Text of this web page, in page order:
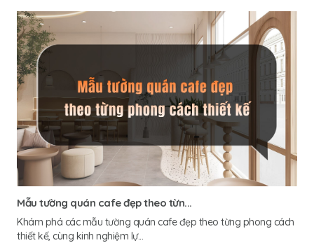
Mẫu tường quán cafe đẹp theo từn...
Khám phá các mẫu tường quán cafe đẹp theo từng phong cách
thiết kế, cùng kinh nghiệm lự...